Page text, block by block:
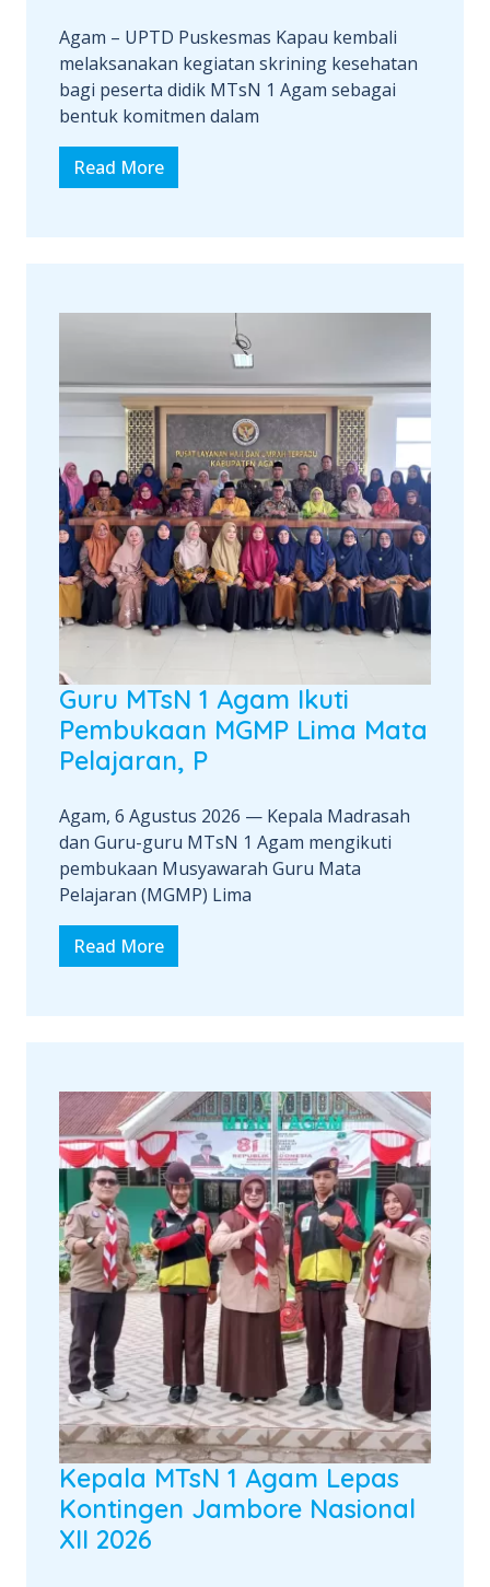
Agam – UPTD Puskesmas Kapau kembali
melaksanakan kegiatan skrining kesehatan
bagi peserta didik MTsN 1 Agam sebagai
bentuk komitmen dalam
Read More
Guru MTsN 1 Agam Ikuti
Pembukaan MGMP Lima Mata
Pelajaran, P
Agam, 6 Agustus 2026 — Kepala Madrasah
dan Guru-guru MTsN 1 Agam mengikuti
pembukaan Musyawarah Guru Mata
Pelajaran (MGMP) Lima
Read More
Kepala MTsN 1 Agam Lepas
Kontingen Jambore Nasional
XII 2026